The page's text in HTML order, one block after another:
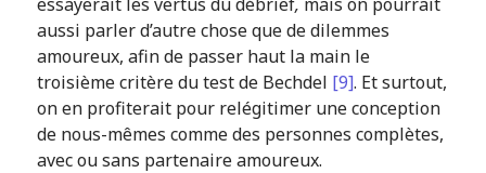
aussi parler d’autre chose que de dilemmes
amoureux, afin de passer haut la main le
troisième critère du test de Bechdel [9]. Et surtout,
on en profiterait pour relégitimer une conception
de nous-mêmes comme des personnes complètes,
avec ou sans partenaire amoureux.